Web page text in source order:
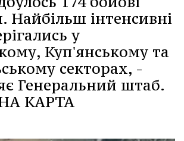
Найбільш інтенсивні
у
Куп'янському та
секторах, -
Генеральний штаб.
КАРТА